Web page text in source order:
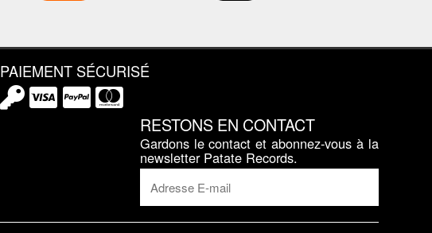
PAIEMENT SÉCURISÉ
RESTONS EN CONTACT
Gardons le contact et abonnez-vous à la
newsletter Patate Records.